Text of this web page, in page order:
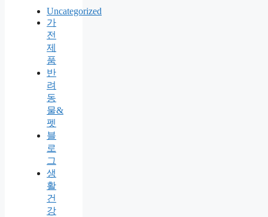
Uncategorized
가
전
제
품
반
려
동
물&
펫
블
로
그
생
활
건
강